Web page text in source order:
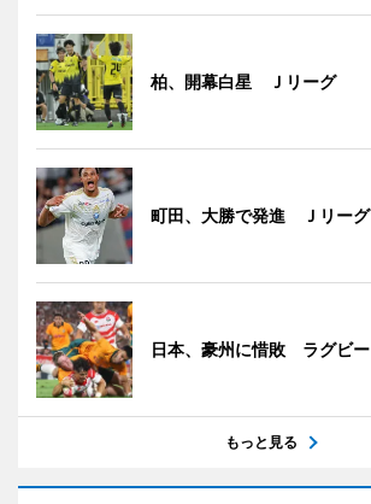
柏、開幕白星 Ｊリーグ
町田、大勝で発進 Ｊリーグ
日本、豪州に惜敗 ラグビー
もっと見る